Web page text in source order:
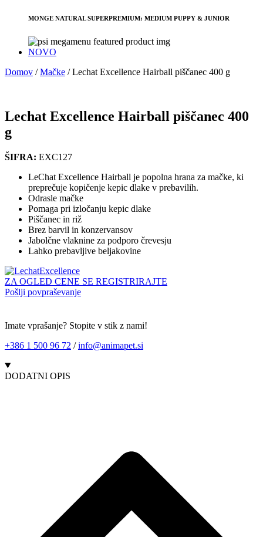
MONGE NATURAL SUPERPREMIUM: MEDIUM PUPPY & JUNIOR
NOVO
Domov /Mačke /Lechat Excellence Hairball piščanec 400 g
Lechat Excellence Hairball piščanec 400
g
ŠIFRA: EXC127
LeChat Excellence Hairball je popolna hrana za mačke, ki
preprečuje kopičenje kepic dlake v prebavilih.
Odrasle mačke
Pomaga pri izločanju kepic dlake
Piščanec in riž
Brez barvil in konzervansov
Jabolčne vlaknine za podporo črevesju
Lahko prebavljive beljakovine
ZA OGLED CENE SE REGISTRIRAJTE
Pošlji povpraševanje
Imate vprašanje? Stopite v stik z nami!
+386 1 500 96 72 /info@animapet.si
DODATNI OPIS